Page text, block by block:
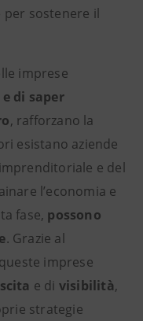
per sostenere il
imprese
di saper
, rafforzano la
esistano aziende
e del
l’economia e
fase, possono
. Grazie al
imprese
e di visibilità,
strategie